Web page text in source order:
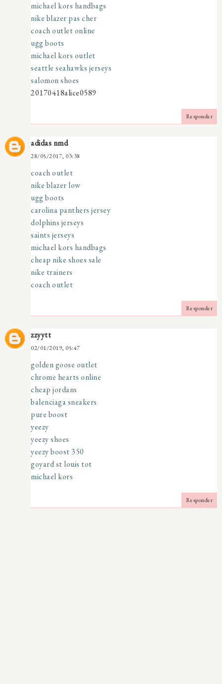
michael kors handbags
nike blazer pas cher
coach outlet online
ugg boots
michael kors outlet
seattle seahawks jerseys
salomon shoes
20170418alice0589
Responder
adidas nmd
28/05/2017, 03:38
coach outlet
nike blazer low
ugg boots
carolina panthers jersey
dolphins jerseys
saints jerseys
michael kors handbags
cheap nike shoes sale
nike trainers
coach outlet
Responder
zzyytt
02/01/2019, 05:47
golden goose outlet
chrome hearts online
cheap jordans
balenciaga sneakers
pure boost
yeezy
yeezy shoes
yeezy boost 350
goyard st louis tot
michael kors
Responder